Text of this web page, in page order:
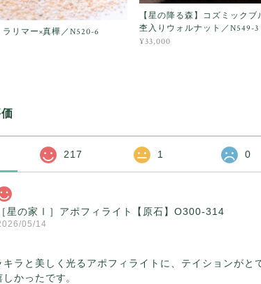
ラリマー×真樺／N520-6
【星の降る森】コズミック
杢入りウォルナット／N549-3
¥33,000
217 1 0
［星の家Ⅰ］アポフィライト【原石】O300-314
05/14
ラと美しく光るアポフィライトに、テイションが
かったです。